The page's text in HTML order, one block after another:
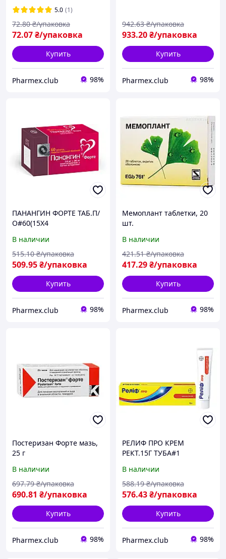
5.0 (1)
72.07₴/упаковка
72.80 ₴/упаковка
Купить
Pharmex.club 98%
933.20₴/упаковка
942.63 ₴/упаковка
Купить
Pharmex.club 98%
ПАНАНГИН ФОРТЕ ТАБ.П/
О#60(15X4
В наличии
509.95₴/упаковка
515.10 ₴/упаковка
Купить
Pharmex.club 98%
Мемоплант таблетки, 20
шт.
В наличии
417.29₴/упаковка
421.51 ₴/упаковка
Купить
Pharmex.club 98%
Постеризан Форте мазь,
25 г
В наличии
690.81 ₴/упаковка
697.79 ₴/упаковка
Купить
Pharmex.club 98%
РЕЛИФ ПРО КРЕМ
РЕКТ.15Г ТУБА#1
В наличии
576.43₴/упаковка
588.19 ₴/упаковка
Купить
Pharmex.club 98%